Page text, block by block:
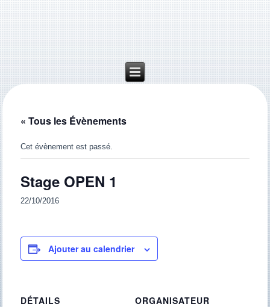
« Tous les Évènements
Cet évènement est passé.
Stage OPEN 1
22/10/2016
Ajouter au calendrier
DÉTAILS
ORGANISATEUR